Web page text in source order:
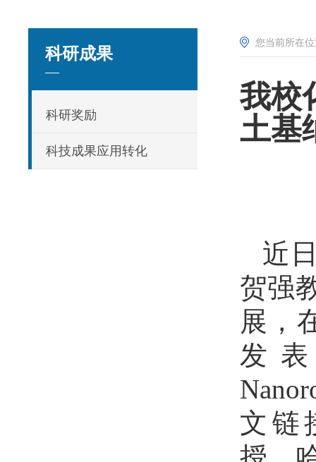
科研成果
科研奖励
科技成果应用转化
您当前所在
我校
土基
近
贺强
展，
发表
文链